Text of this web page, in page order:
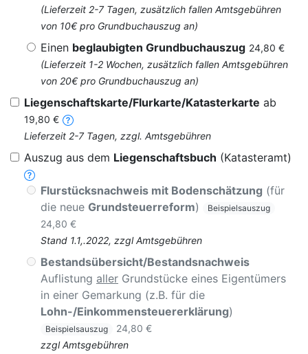
(Lieferzeit 2-7 Tagen, zusätzlich fallen Amtsgebühren
von 10€ pro Grundbuchauszug an)
Einen beglaubigten Grundbuchauszug 24,80 €
(Lieferzeit 1-2 Wochen, zusätzlich fallen Amtsgebühren
von 20€ pro Grundbuchauszug an)
Liegenschaftskarte/Flurkarte/Katasterkarte ab
19,80 €
Lieferzeit 2-7 Tagen, zzgl. Amtsgebühren
Auszug aus dem Liegenschaftsbuch (Katasteramt)
Flurstücksnachweis mit Bodenschätzung (für
die neue Grundsteuerreform) Beispielsauszug
24,80 €
Stand 1.1,.2022, zzgl Amtsgebühren
Bestandsübersicht/Bestandsnachweis
Auflistung aller Grundstücke eines Eigentümers
in einer Gemarkung (z.B. für die
Lohn-/Einkommensteuererklärung)
Beispielsauszug
24,80 €
zzgl Amtsgebühren